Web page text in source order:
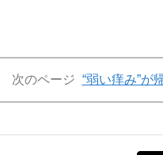
次のページ “弱い痒み”が